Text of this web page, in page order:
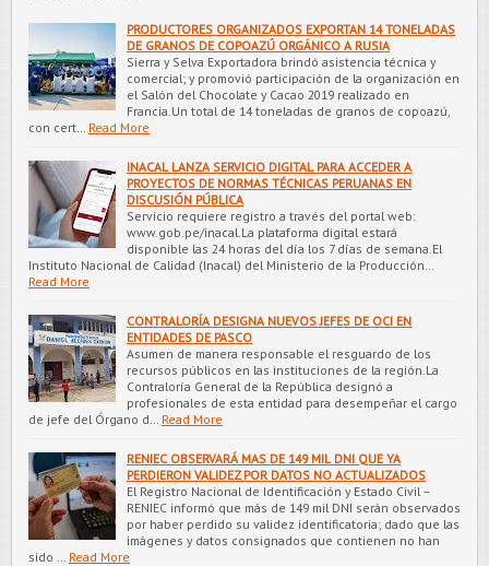
PRODUCTORES ORGANIZADOS EXPORTAN 14 TONELADAS
DE GRANOS DE COPOAZÚ ORGÁNICO A RUSIA
Sierra y Selva Exportadora brindó asistencia técnica y
comercial; y promovió participación de la organización en
el Salón del Chocolate y Cacao 2019 realizado en
Francia.Un total de 14 toneladas de granos de copoazú,
con cert…
Read More
INACAL LANZA SERVICIO DIGITAL PARA ACCEDER A
PROYECTOS DE NORMAS TÉCNICAS PERUANAS EN
DISCUSIÓN PÚBLICA
Servicio requiere registro a través del portal web:
www.gob.pe/inacal.La plataforma digital estará
disponible las 24 horas del día los 7 días de semana.El
Instituto Nacional de Calidad (Inacal) del Ministerio de la Producción…
Read More
CONTRALORÍA DESIGNA NUEVOS JEFES DE OCI EN
ENTIDADES DE PASCO
Asumen de manera responsable el resguardo de los
recursos públicos en las instituciones de la región.La
Contraloría General de la República designó a
profesionales de esta entidad para desempeñar el cargo
de jefe del Órgano d…
Read More
RENIEC OBSERVARÁ MAS DE 149 MIL DNI QUE YA
PERDIERON VALIDEZ POR DATOS NO ACTUALIZADOS
El Registro Nacional de Identificación y Estado Civil –
RENIEC informó que más de 149 mil DNI serán observados
por haber perdido su validez identificatoria; dado que las
imágenes y datos consignados que contienen no han
sido …
Read More